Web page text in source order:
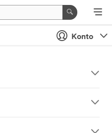
Konto